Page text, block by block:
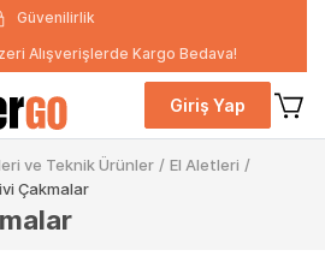
Güvenilirlik
Alışverişlerde Kargo Bedava!
Giriş Yap
ve Teknik Ürünler / El Aletleri /
Çakmalar